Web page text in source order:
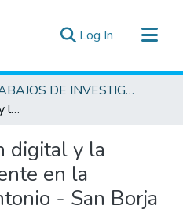
Log In (current)
TRABAJOS DE INVESTIGACIÓN
La transformación digital y la satisfacción al cliente en la pastelería San Antonio - San Borja 2023
digital y la
en la
- San Borja